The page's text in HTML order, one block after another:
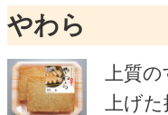
やわら
上質
上げ